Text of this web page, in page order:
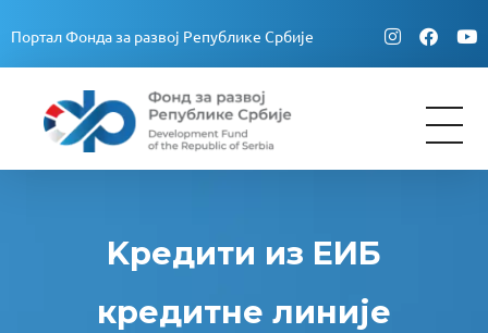
Портал Фонда за развој Републике Србије
Fond za razvoj Republike Srbije
Kредити из ЕИБ
кредитне линије